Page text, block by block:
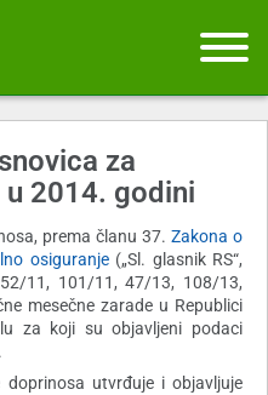
za
2014. godini
prema članu 37. Zakona o
osiguranje(„Sl. glasnik RS“,
11, 101/11, 47/13, 108/13,
mesečne zarade u Republici
za koji su objavljeni podaci
doprinosa utvrđuje i objavljuje